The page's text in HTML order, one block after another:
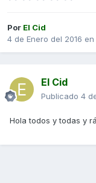
Por El Cid
4 de Enero del 2016 en
El Cid
Publicado 4
Hola todos y todas y